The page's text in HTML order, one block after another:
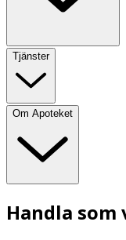
Tjänster
Om Apoteket
Handla